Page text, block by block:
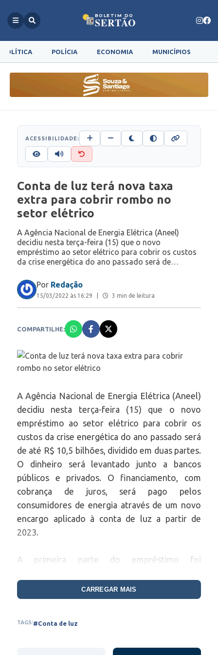
BOLETIM DO
SERTÃO
POLÍTICA POLÍCIA ECONOMIA MUNICÍPIOS
ACESSIBILIDADE:
Conta de luz terá nova taxa
extra para cobrir rombo no
setor elétrico
A Agência Nacional de Energia Elétrica (Aneel)
decidiu nesta terça-feira (15) que o novo
empréstimo ao setor elétrico para cobrir os custos
da crise energética do ano passado será de…
Por Redação
15/03/2022 às 16:29 3 min de leitura
COMPARTILHE:
A Agência Nacional de Energia Elétrica (Aneel)
decidiu nesta terça-feira (15) que o novo
empréstimo ao setor elétrico para cobrir os
custos da crise energética do ano passado será
de até R$ 10,5 bilhões, dividido em duas partes.
O dinheiro será levantado junto a bancos
públicos e privados. O financiamento, com
cobrança de juros, será pago pelos
consumidores de energia através de um novo
encargo aplicado à conta de luz a partir de
2023.
A primeira parte do empréstimo foi
bilhões, à vista. Já a segunda parte – estimada,
até o momento, em outros R$ 5,2 bilhões –
emergencial de energia, realizada em leilão
CARREGAR MAIS
TAGS:#Conta de luz